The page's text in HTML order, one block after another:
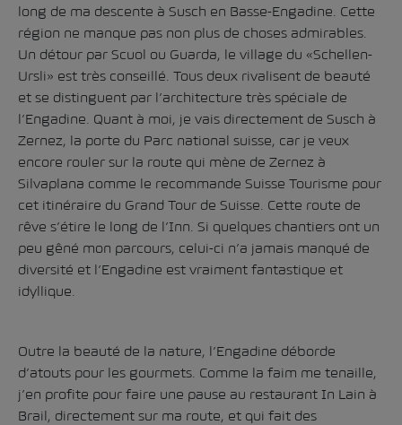
long de ma descente à Susch en Basse-Engadine. Cette
région ne manque pas non plus de choses admirables.
Un détour par Scuol ou Guarda, le village du «Schellen-
Ursli» est très conseillé. Tous deux rivalisent de beauté
et se distinguent par l’architecture très spéciale de
l’Engadine. Quant à moi, je vais directement de Susch à
Zernez, la porte du Parc national suisse, car je veux
encore rouler sur la route qui mène de Zernez à
Silvaplana comme le recommande Suisse Tourisme pour
cet itinéraire du Grand Tour de Suisse. Cette route de
rêve s’étire le long de l’Inn. Si quelques chantiers ont un
peu gêné mon parcours, celui-ci n’a jamais manqué de
diversité et l’Engadine est vraiment fantastique et
idyllique.
Outre la beauté de la nature, l’Engadine déborde
d’atouts pour les gourmets. Comme la faim me tenaille,
j’en profite pour faire une pause au restaurant In Lain à
Brail, directement sur ma route, et qui fait des